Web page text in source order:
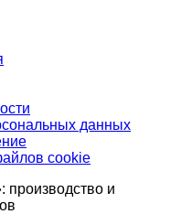
данных
cookie
и